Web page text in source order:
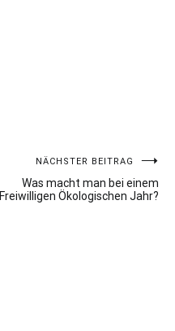
NÄCHSTER BEITRAG
Was macht man bei einem
Freiwilligen Ökologischen Jahr?